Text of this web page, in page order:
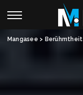
Mangasee > Berühmtheit